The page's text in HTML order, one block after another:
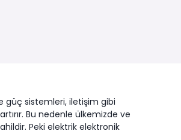
güç sistemleri, iletişim gibi
Bu nedenle ülkemizde ve
Peki elektrik elektronik